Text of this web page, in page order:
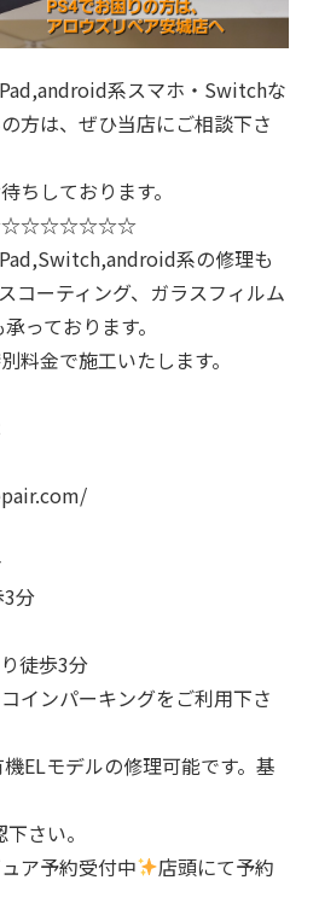
系スマホ・Switchな
方は、ぜひ当店にご相談下さ
ちしております。
系の修理も
コーティング、ガラスフィルム
っております。
料金で施工いたします。
分
徒歩3分
インパーキングをご利用下さ
ELモデルの修理可能です。基
さい。
ア予約受付中
店頭にて予約